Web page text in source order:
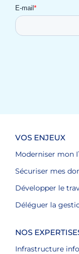
VOS ENJEUX
Moderniser mon
Sécuriser mes
Développer le
Déléguer la
NOS
Infrastructure